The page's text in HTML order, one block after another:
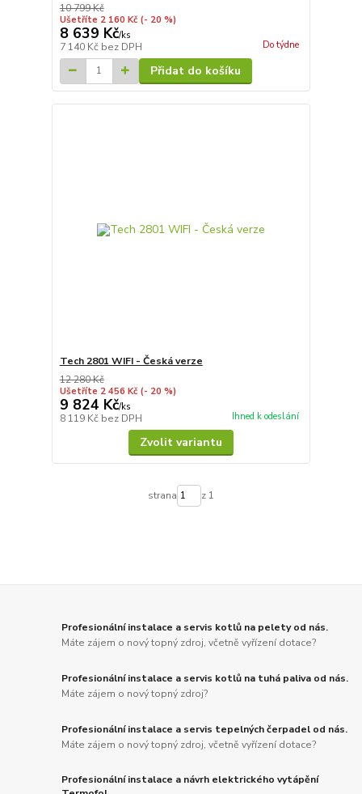
10 799 Kč
Ušetříte 2 160 Kč (- 20 %)
8 639 Kč/ks
7 140 Kč bez DPH Do týdne
Přidat do košíku
Tech 2801 WIFI - Česká verze
12 280 Kč
Ušetříte 2 456 Kč (- 20 %)
9 824 Kč/ks
8 119 Kč bez DPH Ihned k odeslání
Zvolit variantu
strana z 1
Profesionální instalace a servis kotlů na pelety od nás.
Máte zájem o nový topný zdroj, včetně vyřízení dotace?
Profesionální instalace a servis kotlů na tuhá paliva od nás.
Máte zájem o nový topný zdroj?
Profesionální instalace a servis tepelných čerpadel od nás.
Máte zájem o nový topný zdroj, včetně vyřízení dotace?
Profesionální instalace a návrh elektrického vytápění